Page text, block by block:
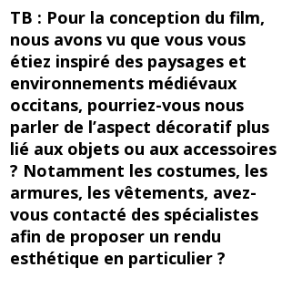
TB : Pour la conception du film,
nous avons vu que vous vous
étiez inspiré des paysages et
environnements médiévaux
occitans, pourriez-vous nous
parler de l’aspect décoratif plus
lié aux objets ou aux accessoires
? Notamment les costumes, les
armures, les vêtements, avez-
vous contacté des spécialistes
afin de proposer un rendu
esthétique en particulier ?